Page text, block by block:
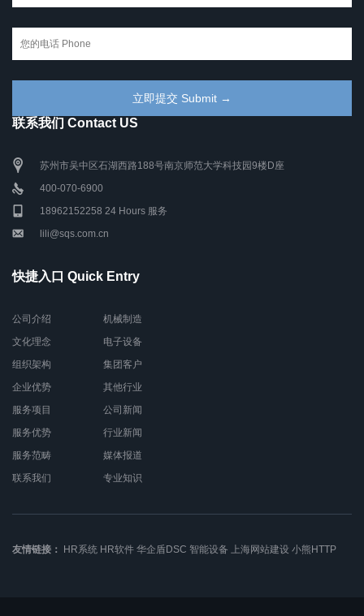
联系我们 Contact US
苏州市吴中区石湖西路188号南京师范大学科技园9楼D座
400-070-6900
18962152258 24 Hours 服务
lili@sqs.com.cn
快捷入口 Quick Entry
公司介绍
文化理念
组织架构
企业优势
服务项目
服务优势
服务范畴
联系我们
机械制造
电子设备
集团客户
其他行业
公司新闻
行业新闻
媒体报道
专业知识
友情链接： HR系统 HR软件 华企盾DSC 智能设备 上海网站建设 小熊HTTP